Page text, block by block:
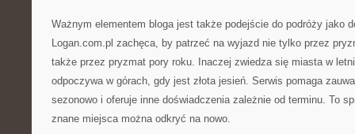
Ważnym elementem bloga jest także podejście do podróży jako
Logan.com.pl zachęca, by patrzeć na wyjazd nie tylko przez
także przez pryzmat pory roku. Inaczej zwiedza się miasta w
odpoczywa w górach, gdy jest złota jesień. Serwis pomaga
sezonowo i oferuje inne doświadczenia zależnie od terminu. To
znane miejsca można odkryć na nowo.